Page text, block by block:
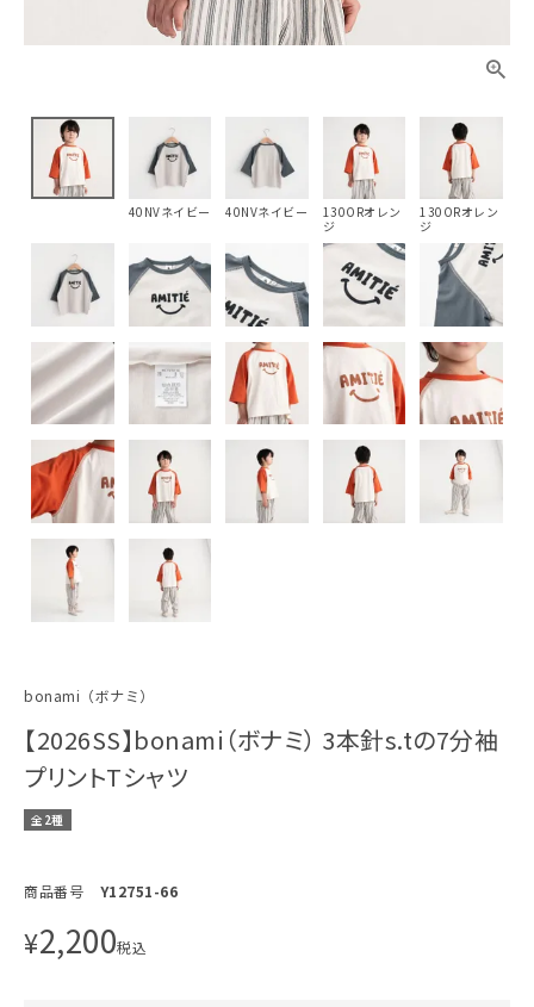
40NVネイビー 40NVネイビー
130ORオレン
ジ
130ORオレン
ジ
bonami（ボナミ）
【2026SS】bonami（ボナミ） 3本針s.tの7分袖
プリントTシャツ
全2種
商品番号 Y12751-66
¥2,200税込